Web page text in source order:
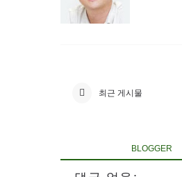
최근 게시물
BLOGGER